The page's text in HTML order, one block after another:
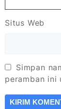
Situs Web
Simpan
peramban ini